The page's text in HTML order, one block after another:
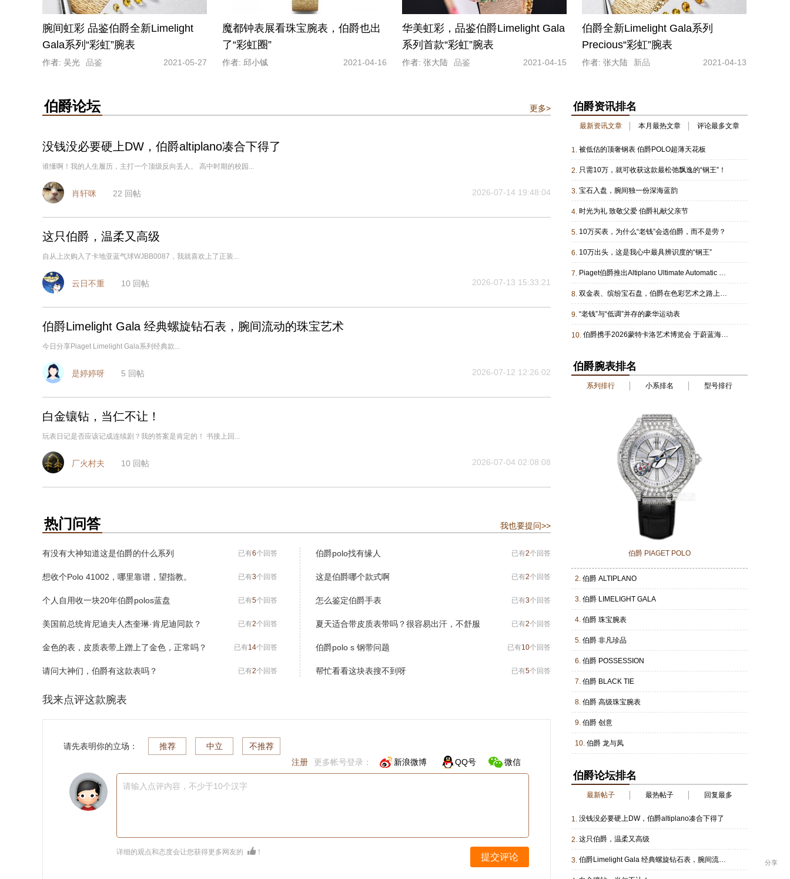
腕间虹彩 品鉴伯爵全新Limelight
Gala系列“彩虹”腕表
作者: 吴光 品鉴 2021-05-27
魔都钟表展看珠宝腕表，伯爵也出
了“彩虹圈”
作者: 邱小铖 2021-04-16
华美虹彩，品鉴伯爵Limelight Gala
系列首款“彩虹”腕表
作者: 张大陆 品鉴 2021-04-15
伯爵全新Limelight Gala系列
Precious“彩虹”腕表
作者: 张大陆 新品 2021-04-13
伯爵论坛 更多>
没钱没必要硬上DW，伯爵altiplano凑合下得了
谁懂啊！我的人生履历，主打一个顶级反向丢人。 高中时期的校园...
肖轩咪 22 回帖 2026-07-14 19:48:04
这只伯爵，温柔又高级
自从上次购入了卡地亚蓝气球WJBB0087，我就喜欢上了正装...
云日不重 10 回帖 2026-07-13 15:33:21
伯爵Limelight Gala 经典螺旋钻石表，腕间流动的珠宝艺术
今日分享Piaget Limelight Gala系列经典款...
是婷婷呀 5 回帖 2026-07-12 12:26:02
白金镶钻，当仁不让！
玩表日记是否应该记成连续剧？我的答案是肯定的！ 书接上回...
厂火村夫 10 回帖 2026-07-04 02:08:08
热门问答 我也要提问>>
有没有大神知道这是伯爵的什么系列 已有6个回答
想收个Polo 41002，哪里靠谱，望指教。 已有3个回答
个人自用收一块20年伯爵polos蓝盘 已有5个回答
美国前总统肯尼迪夫人杰奎琳·肯尼迪同款？ 已有2个回答
金色的表，皮质表带上蹭上了金色，正常吗？ 已有14个回答
请问大神们，伯爵有这款表吗？ 已有2个回答
伯爵polo找有缘人 已有2个回答
这是伯爵哪个款式啊 已有2个回答
怎么鉴定伯爵手表 已有3个回答
夏天适合带皮质表带吗？很容易出汗，不舒服 已有2个回答
伯爵polo s 钢带问题 已有10个回答
帮忙看看这块表搜不到呀 已有5个回答
我来点评这款腕表
注册 更多帐号登录： 新浪微博 QQ号 微信
请先表明你的立场： 推荐 中立 不推荐
请输入点评内容，不少于10个汉字
详细的观点和态度会让您获得更多网友的 ！ 提交评论
伯爵资讯排名
最新资讯文章 本月最热文章 评论最多文章
1. 被低估的顶奢钢表 伯爵POLO超薄天花板
2. 只需10万，就可收获这款最松弛飘逸的“钢王”！
3. 宝石入盘，腕间独一份深海蓝韵
4. 时光为礼 致敬父爱 伯爵礼献父亲节
5. 10万买表，为什么“老钱”会选伯爵，而不是劳？
6. 10万出头，这是我心中最具辨识度的“钢王”
7. Piaget伯爵推出Altiplano Ultimate Automatic x Wristcheck限量版腕表
8. 双金表、缤纷宝石盘，伯爵在色彩艺术之路上一骑绝尘
9. “老钱”与“低调”并存的豪华运动表
10. 伯爵携手2026蒙特卡洛艺术博览会 于蔚蓝海岸共赴一场艺术、时光与光影的盛宴
伯爵腕表排名
系列排行 小系排名 型号排行
伯爵 PIAGET POLO
2. 伯爵 ALTIPLANO
3. 伯爵 LIMELIGHT GALA
4. 伯爵 珠宝腕表
5. 伯爵 非凡珍品
6. 伯爵 POSSESSION
7. 伯爵 BLACK TIE
8. 伯爵 高级珠宝腕表
9. 伯爵 创意
10. 伯爵 龙与凤
伯爵论坛排名
最新帖子 最热帖子 回复最多
1. 没钱没必要硬上DW，伯爵altiplano凑合下得了
2. 这只伯爵，温柔又高级
3. 伯爵Limelight Gala 经典螺旋钻石表，腕间流动的珠宝艺术 分享